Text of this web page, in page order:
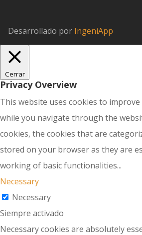
Desarrollado por IngeniApp
Cerrar
Privacy Overview
This website uses cookies to
while you navigate through the
cookies, the cookies that are
stored on your browser as they are
working of basic functionalities...
Necessary
Necessary
Siempre activado
Necessary cookies are absolutely